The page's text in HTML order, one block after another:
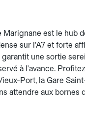
Marignane est le hub
sur l'A7 et forte
une sortie
à l'avance.
Port, la Gare
attendre aux bornes